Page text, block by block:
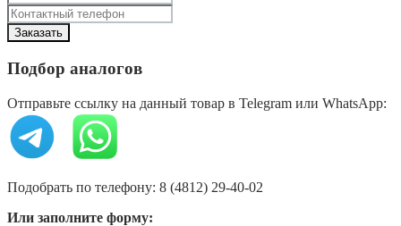
Подбор аналогов
Отправьте ссылку на данный товар в Telegram или WhatsApp:
Подобрать по телефону: 8 (4812) 29-40-02
Или заполните форму: